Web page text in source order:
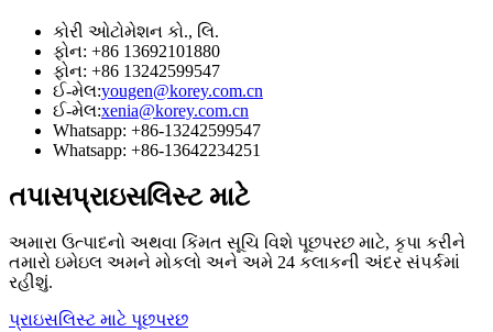
કોરી ઓટોમેશન કો., લિ.
ફોન: +86 13692101880
ફોન: +86 13242599547
ઈ-મેલ:yougen@korey.com.cn
ઈ-મેલ:xenia@korey.com.cn
Whatsapp: +86-13242599547
Whatsapp: +86-13642234251
તપાસપ્રાઇસલિસ્ટ માટે
અમારા ઉત્પાદનો અથવા કિંમત સૂચિ વિશે પૂછપરછ માટે, કૃપા કરીને
તમારો ઇમેઇલ અમને મોકલો અને અમે 24 કલાકની અંદર સંપર્કમાં
રહીશું.
પ્રાઇસલિસ્ટ માટે પૂછપરછ